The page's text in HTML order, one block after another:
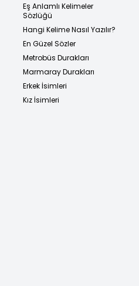
Eş Anlamlı Kelimeler
Sözlüğü
Hangi Kelime Nasıl Yazılır?
En Güzel Sözler
Metrobüs Durakları
Marmaray Durakları
Erkek İsimleri
Kız İsimleri